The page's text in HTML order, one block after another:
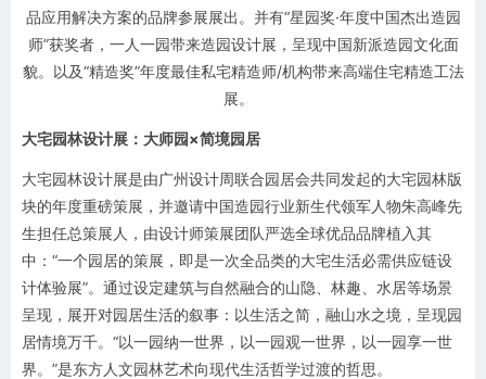
品应用解决方案的品牌参展展出。并有“星园奖·年度中国杰出造园
师”获奖者，一人一园带来造园设计展，呈现中国新派造园文化面
貌。以及“精造奖”年度最佳私宅精造师/机构带来高端住宅精造工法
展。
大宅园林设计展：大师园×简境园居
大宅园林设计展是由广州设计周联合园居会共同发起的大宅园林版
块的年度重磅策展，并邀请中国造园行业新生代领军人物朱高峰先
生担任总策展人，由设计师策展团队严选全球优品品牌植入其
中：“一个园居的策展，即是一次全品类的大宅生活必需供应链设
计体验展”。通过设定建筑与自然融合的山隐、林趣、水居等场景
呈现，展开对园居生活的叙事：以生活之简，融山水之境，呈现园
居情境万千。“以一园纳一世界，以一园观一世界，以一园享一世
界。”是东方人文园林艺术向现代生活哲学过渡的哲思。